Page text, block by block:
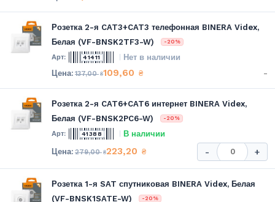
Розетка 2-я CAT3+CAT3 телефонная BINERA Videx,
Белая (VF-BNSK2TF3-W)
-20%
41411 Нет в наличии
137,00₴109,60 ₴ -
Розетка 2-я CAT6+CAT6 интернет BINERA Videx,
Белая (VF-BNSK2PC6-W)
-20%
41388 В наличии
279,00₴223,20 ₴ - +
Розетка 1-я SAT спутниковая BINERA Videx, Белая
(VF-BNSK1SATE-W)
-20%